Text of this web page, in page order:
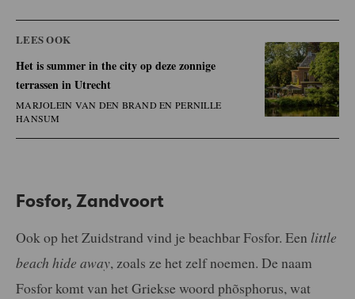
LEES OOK
Het is summer in the city op deze zonnige
terrassen in Utrecht
MARJOLEIN VAN DEN BRAND EN PERNILLE
HANSUM
Fosfor, Zandvoort
Ook op het Zuidstrand vind je beachbar Fosfor. Een little
beach hide away, zoals ze het zelf noemen. De naam
Fosfor komt van het Griekse woord phõsphorus, wat